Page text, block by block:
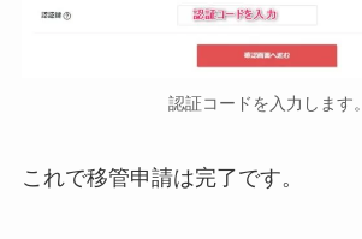
認証コードを入力します。
これで移管申請は完了です。